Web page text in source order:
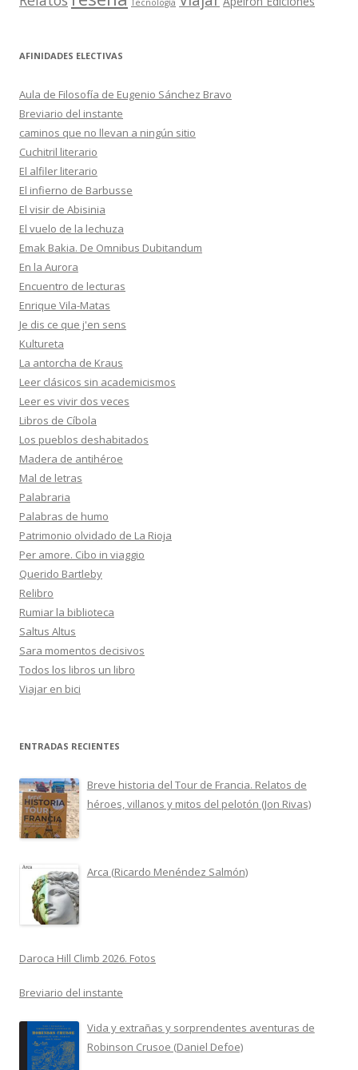
Tecnología
AFINIDADES ELECTIVAS
Aula de Filosofía de Eugenio Sánchez Bravo
Breviario del instante
caminos que no llevan a ningún sitio
Cuchitril literario
El alfiler literario
El infierno de Barbusse
El visir de Abisinia
El vuelo de la lechuza
Emak Bakia. De Omnibus Dubitandum
En la Aurora
Encuentro de lecturas
Enrique Vila-Matas
Je dis ce que j'en sens
Kultureta
La antorcha de Kraus
Leer clásicos sin academicismos
Leer es vivir dos veces
Libros de Cíbola
Los pueblos deshabitados
Madera de antihéroe
Mal de letras
Palabraria
Palabras de humo
Patrimonio olvidado de La Rioja
Per amore. Cibo in viaggio
Querido Bartleby
Relibro
Rumiar la biblioteca
Saltus Altus
Sara momentos decisivos
Todos los libros un libro
Viajar en bici
ENTRADAS RECIENTES
Breve historia del Tour de Francia. Relatos de
héroes, villanos y mitos del pelotón (Jon Rivas)
Arca (Ricardo Menéndez Salmón)
Daroca Hill Climb 2026. Fotos
Breviario del instante
Vida y extrañas y sorprendentes aventuras de
Robinson Crusoe (Daniel Defoe)